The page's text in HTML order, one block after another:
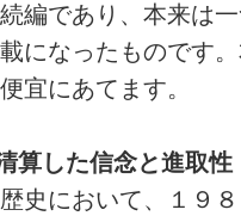
編であり、本来は
になったものです
宜にあてます。
算した信念と進取性
史において、１９